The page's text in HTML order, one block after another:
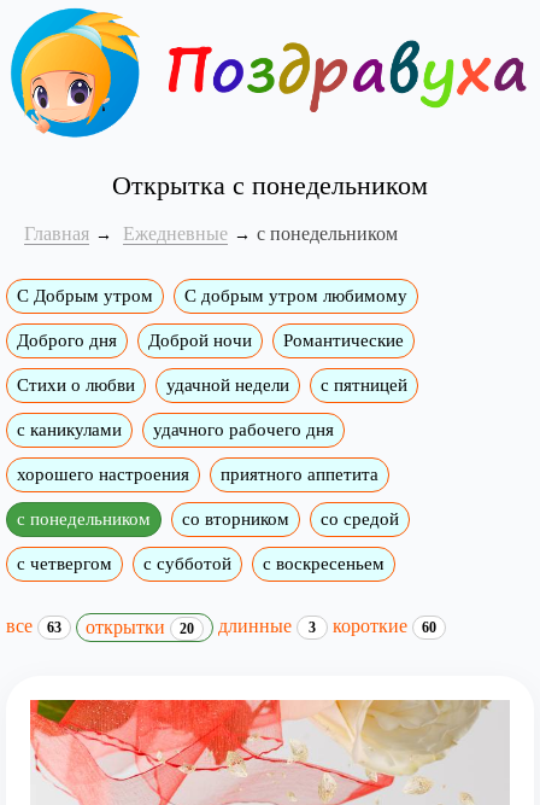
Открытка с понедельником
Главная Ежедневные с понедельником
С Добрым утром C добрым утром любимому
Доброго дня Доброй ночи Романтические
Стихи о любви удачной недели c пятницей
с каникулами удачного рабочего дня
хорошего настроения приятного аппетита
с понедельником со вторником со средой
с четвергом с субботой с воскресеньем
все 63 открытки 20 длинные 3 короткие 60